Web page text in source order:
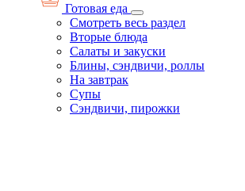
Готовая еда
Смотреть весь раздел
Вторые блюда
Салаты и закуски
Блины, сэндвичи, роллы
На завтрак
Супы
Сэндвичи, пирожки